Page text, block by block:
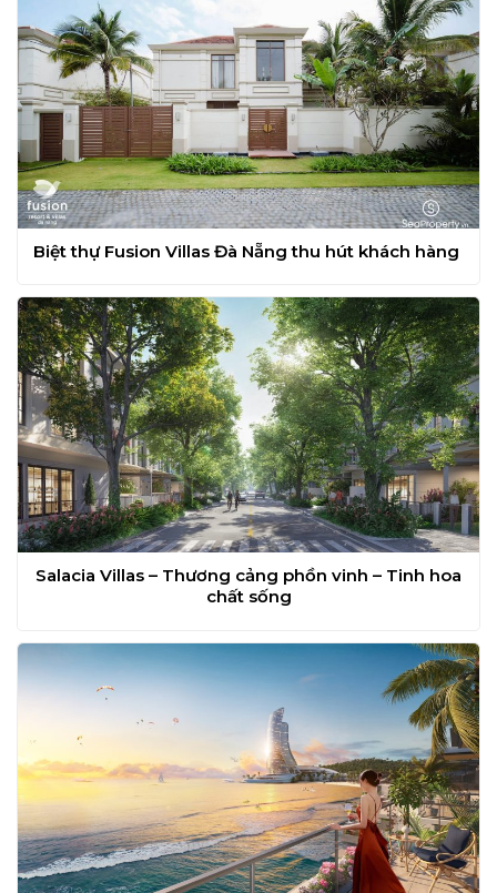
Biệt thự Fusion Villas Đà Nẵng thu hút khách hàng
Salacia Villas – Thương cảng phồn vinh – Tinh hoa
chất sống